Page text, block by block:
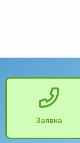
Заявка